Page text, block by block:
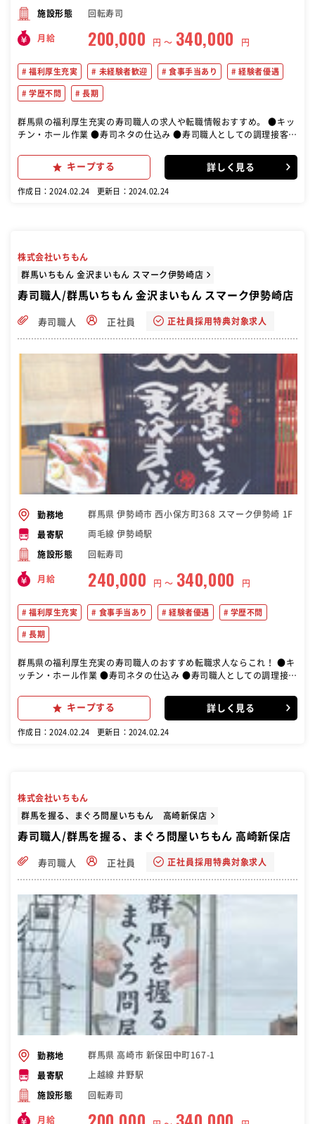
施設形態 回転寿司
月給 200,000 円 〜 340,000 円
福利厚生充実 未経験者歓迎 食事手当あり 経験者優遇
学歴不問 長期
群馬県の福利厚生充実の寿司職人の求人や転職情報おすすめ。 ●キッ
チン・ホール作業 ●寿司ネタの仕込み ●寿司職人としての調理接客
様々な業務に携わっていただきます。 【未経験の方は・・・】 まずは
ホール・キッチン業務から始め、 段々とお客さんの少ない時間帯でつ
らいます。 いわしやコハダ、アジ等、小さい魚から捌いてもらい、
キープする 詳しく見る
作成日：2024.02.24 更新日：2024.02.24
株式会社いちもん
群馬いちもん 金沢まいもん スマーク伊勢崎店
寿司職人/群馬いちもん 金沢まいもん スマーク伊勢崎店
寿司職人 正社員 正社員採用特典対象求人
勤務地 群馬県 伊勢崎市 西小保方町368 スマーク伊勢崎 1F
最寄駅 両毛線 伊勢崎駅
施設形態 回転寿司
月給 240,000 円 〜 340,000 円
福利厚生充実 食事手当あり 経験者優遇 学歴不問
長期
群馬県の福利厚生充実の寿司職人のおすすめ転職求人ならこれ！ ●キ
ッチン・ホール作業 ●寿司ネタの仕込み ●寿司職人としての調理接客
様々な業務に携わっていただきます。 【入社半年で料理長となった先
輩も！】 経験者の中には1年で店長になった先輩や 半年で料理長とな
キープする 詳しく見る
作成日：2024.02.24 更新日：2024.02.24
株式会社いちもん
群馬を握る、まぐろ問屋いちもん 高崎新保店
寿司職人/群馬を握る、まぐろ問屋いちもん 高崎新保店
寿司職人 正社員 正社員採用特典対象求人
勤務地 群馬県 高崎市 新保田中町167-1
最寄駅 上越線 井野駅
施設形態 回転寿司
月給